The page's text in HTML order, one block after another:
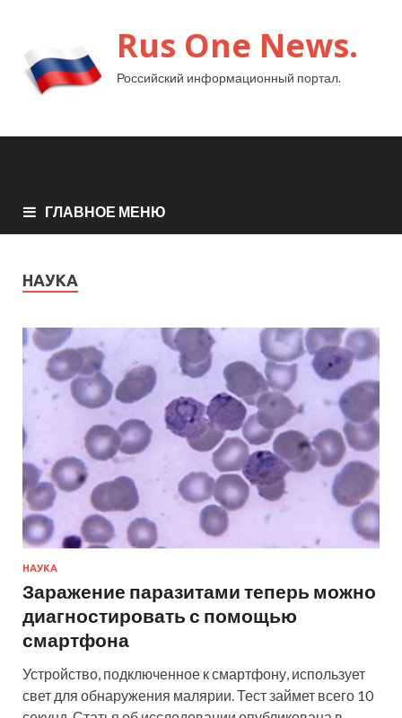
Rus One News.
Российский информационный портал.
ГЛАВНОЕ МЕНЮ
НАУКА
НАУКА
Заражение паразитами теперь можно
диагностировать с помощью
смартфона
Устройство, подключенное к смартфону, использует
свет для обнаружения малярии. Тест займет всего 10